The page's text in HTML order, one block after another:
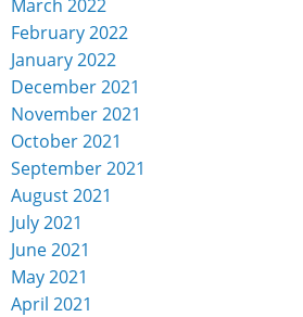
March 2022
February 2022
January 2022
December 2021
November 2021
October 2021
September 2021
August 2021
July 2021
June 2021
May 2021
April 2021